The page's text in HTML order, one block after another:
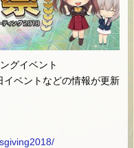
グイベント
イベントなどの情報が更新